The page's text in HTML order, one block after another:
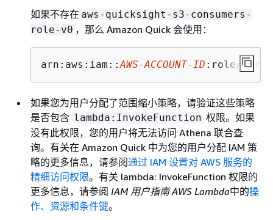
如果不存在 aws-quicksight-s3-consumers-
role-v0 ，那么 Amazon Quick 会使用：
arn:aws:iam::AWS-ACCOUNT-ID :role/
如果您为用户分配了范围缩小策略，请验证这些策略
是否包含 lambda:InvokeFunction 权限。如果
没有此权限，您的用户将无法访问 Athena 联合查
询。有关在 Amazon Quick 中为您的用户分配 IAM 策
略的更多信息，请参阅通过 IAM 设置对 AWS 服务的
精细访问权限。有关 lambda: InvokeFunction 权限的
更多信息，请参阅 IAM 用户指南 AWS Lambda中的操
作、资源和条件键。